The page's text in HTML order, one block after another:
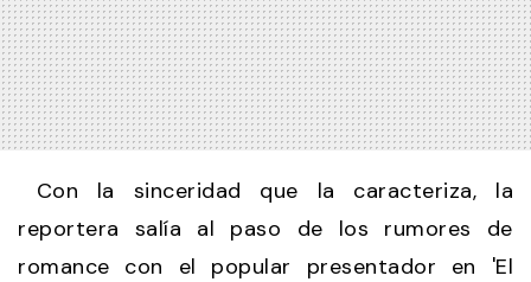
Con la sinceridad que la caracteriza, la
reportera salía al paso de los rumores de
romance con el popular presentador en 'El